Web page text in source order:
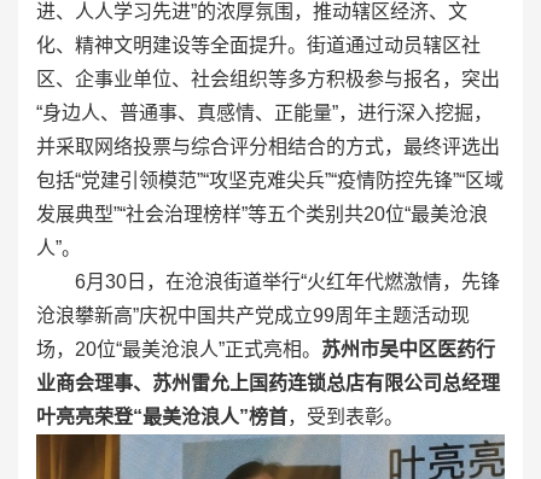
进、人人学习先进”的浓厚氛围，推动辖区经济、文
化、精神文明建设等全面提升。街道通过动员辖区社
区、企事业单位、社会组织等多方积极参与报名，突出
“身边人、普通事、真感情、正能量”，进行深入挖掘，
并采取网络投票与综合评分相结合的方式，最终评选出
包括“党建引领模范”“攻坚克难尖兵”“疫情防控先锋”“区域
发展典型”“社会治理榜样”等五个类别共20位“最美沧浪
人”。
6月30日，在沧浪街道举行“火红年代燃激情，先锋
沧浪攀新高”庆祝中国共产党成立99周年主题活动现
场，20位“最美沧浪人”正式亮相。 苏州市吴中区医药行
业商会理事、苏州雷允上国药连锁总店有限公司总经理
叶亮亮荣登“最美沧浪人”榜首，受到表彰。